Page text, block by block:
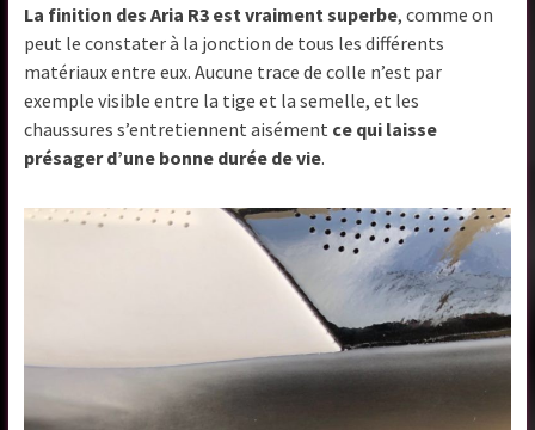
La finition des Aria R3 est vraiment superbe, comme on
peut le constater à la jonction de tous les différents
matériaux entre eux. Aucune trace de colle n’est par
exemple visible entre la tige et la semelle, et les
chaussures s’entretiennent aisément ce qui laisse
présager d’une bonne durée de vie.